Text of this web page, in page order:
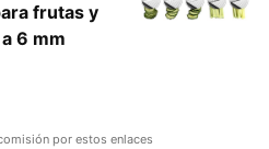
frutas y
6 mm
por estos enlaces